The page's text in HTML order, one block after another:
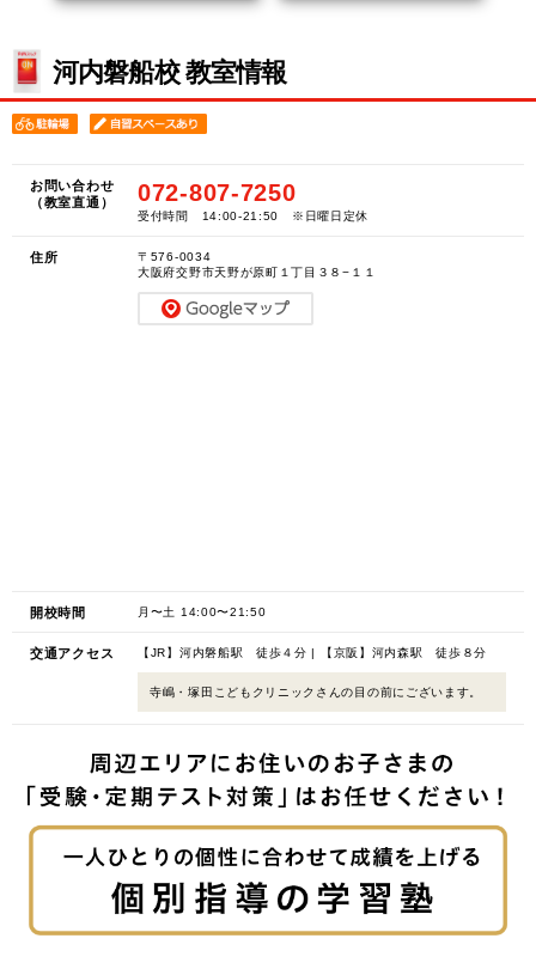
河内磐船校 教室情報
お問い合わせ
（教室直通）
072-807-7250
受付時間 14:00-21:50 ※日曜日定休
住所
〒576-0034
大阪府交野市天野が原町１丁目３８−１１
開校時間 月〜土 14:00〜21:50
交通アクセス 【JR】河内磐船駅 徒歩４分 | 【京阪】河内森駅 徒歩８分
寺嶋・塚田こどもクリニックさんの目の前にございます。